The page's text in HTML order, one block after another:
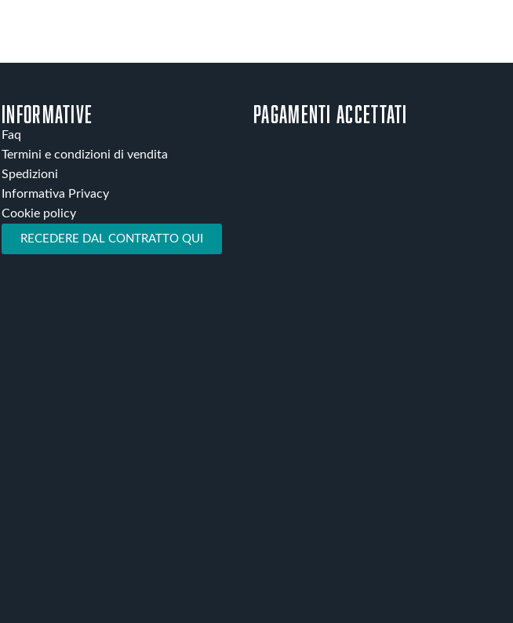
INFORMATIVE
Faq
Termini e condizioni di vendita
Spedizioni
Informativa Privacy
Cookie policy
RECEDERE DAL CONTRATTO QUI
Pagamenti accettati